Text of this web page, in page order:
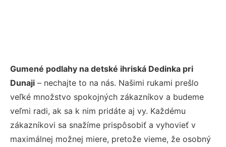
Gumené podlahy na detské ihriská Dedinka pri
Dunaji – nechajte to na nás. Našimi rukami prešlo
veľké množstvo spokojných zákazníkov a budeme
veľmi radi, ak sa k nim pridáte aj vy. Každému
zákazníkovi sa snažíme prispôsobiť a vyhovieť v
maximálnej možnej miere, pretože vieme, že osobný